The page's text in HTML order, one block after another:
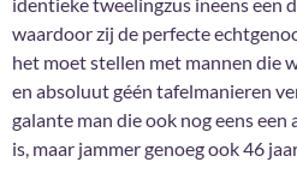
waardoor zij de perfecte
het moet stellen met mannen die
en absoluut géén tafelmanieren
galante man die ook nog eens
is, maar jammer genoeg ook 46